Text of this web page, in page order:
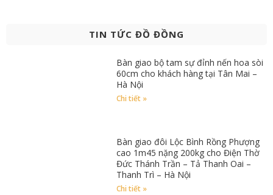
TIN TỨC ĐỒ ĐỒNG
Bàn giao bộ tam sự đỉnh nến hoa sòi
60cm cho khách hàng tại Tân Mai –
Hà Nội
Chi tiết »
Bàn giao đôi Lộc Bình Rồng Phượng
cao 1m45 nặng 200kg cho Điện Thờ
Đức Thánh Trần – Tả Thanh Oai –
Thanh Trì – Hà Nội
Chi tiết »